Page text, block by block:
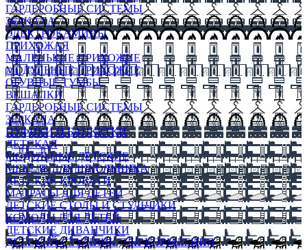
ГАРДЕРОБНЫЕ СИСТЕМЫ
ЗЕРКАЛА
ЭЛЕКТРОКАМИНЫ
ПРИХОЖАЯ
МАЛЕНЬКИЕ ПРИХОЖИЕ
МОДУЛЬНЫЕ ПРИХОЖИЕ
ОБУВНЫЕ ТУМБЫ
ВЕШАЛКИ
ГАРДЕРОБНЫЕ СИСТЕМЫ
ЗЕРКАЛА
ПУФИКИ И БАНКЕТКИ
ДЕТСКАЯ
МОДУЛЬНЫЕ ДЕТСКИЕ
МЕБЕЛЬ ДЛЯ ШКОЛЬНИКА
ДЕТСКИЕ КРОВАТИ
МАТРАСЫ ДЛЯ ДЕТЕЙ
ДЕТСКИЕ СТОЛЫ И СТУЛЬЧИКИ
КОМОДЫ ДЛЯ ДЕТЕЙ
ДЕТСКИЕ ДИВАНЧИКИ
ДЕТСКИЙ СТУЛЬЧИК ДЛЯ КОРМЛЕНИЯ